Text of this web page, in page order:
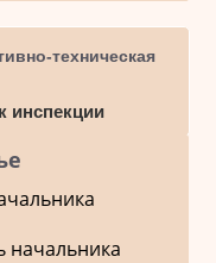
техническая
инспекции
начальника